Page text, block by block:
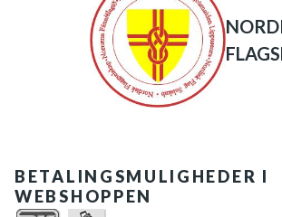
BETALINGSMULIGHEDER I
WEBSHOPPEN